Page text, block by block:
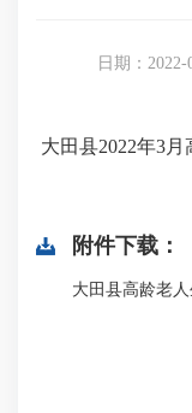
日期：2022-
大田县2022年3月
附件下载：
大田县高龄老